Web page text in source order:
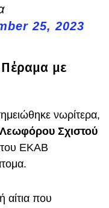
25, 2023
Πέραμα με
νωρίτερα,
Λεωφόρου Σχιστού
ΕΚΑΒ
αίτια που